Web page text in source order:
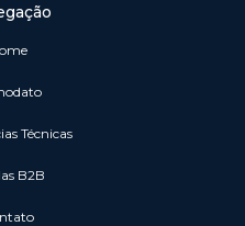
Home
Técnicas
B2B